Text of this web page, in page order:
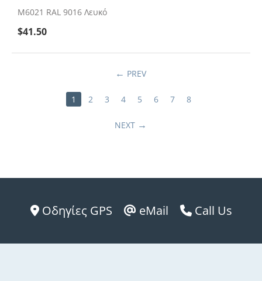
M6021 RAL 9016 Λευκό
$41.50
PREV
1 2 3 4 5 6 7 8
NEXT
Οδηγίες GPS eMail Call Us